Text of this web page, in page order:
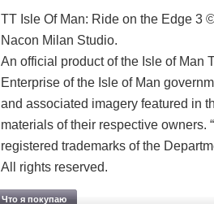
TT Isle Of Man: Ride on the Edge 3
Nacon Milan Studio.
An official product of the Isle of Man
Enterprise of the Isle of Man
and associated imagery featured in
materials of their respective owners.
registered trademarks of the
All rights reserved.
Что я покупаю